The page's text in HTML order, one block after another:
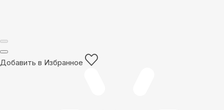
Добавить в Избранное